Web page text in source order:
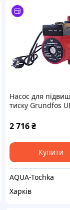
Насос для
тиску Grundfos
2 716₴
Купити
AQUA-Tochka
Харків